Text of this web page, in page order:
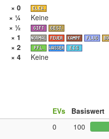
× 0
× ¼
Keine
× ½
× 1
× 2
× 4
Keine
EVs Basiswert
0 100